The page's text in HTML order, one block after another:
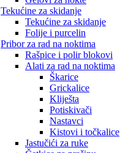
Tekućine za skidanje
Tekućine za skidanje
Folije i purcelin
Pribor za rad na noktima
Rašpice i polir blokovi
Alati za rad na noktima
Škarice
Grickalice
Kliješta
Potiskivači
Nastavci
Kistovi i točkalice
Jastučići za ruke